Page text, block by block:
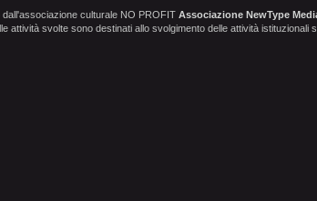
culturale NO PROFIT Associazione NewType
attività svolte sono destinati allo svolgimento delle attività